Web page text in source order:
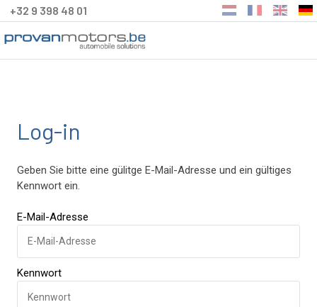
+32 9 398 48 01
Log-in
Geben Sie bitte eine gülitge E-Mail-Adresse und ein gültiges
Kennwort ein.
E-Mail-Adresse
Kennwort